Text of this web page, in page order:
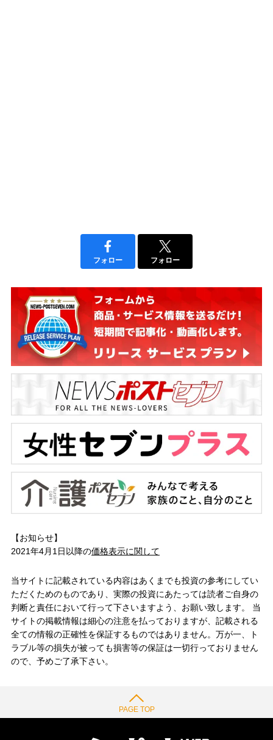
フォロー フォロー
【お知らせ】
2021年4月1日以降の価格表示に関して
当サイトに記載されている内容はあくまでも投資の参考にしてい
ただくためのものであり、実際の投資にあたっては読者ご自身の
判断と責任において行って下さいますよう、お願い致します。 当
サイトの掲載情報は細心の注意を払っておりますが、記載される
全ての情報の正確性を保証するものではありません。万が一、ト
ラブル等の損失が被っても損害等の保証は一切行っておりません
ので、予めご了承下さい。
PAGE TOP